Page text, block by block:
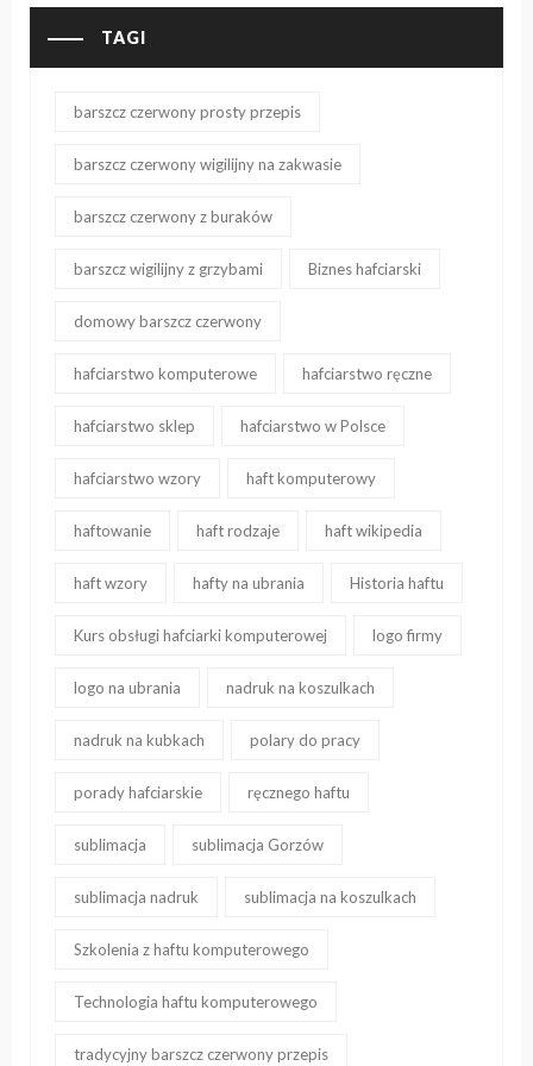
TAGI
barszcz czerwony prosty przepis
barszcz czerwony wigilijny na zakwasie
barszcz czerwony z buraków
barszcz wigilijny z grzybami Biznes hafciarski
domowy barszcz czerwony
hafciarstwo komputerowe hafciarstwo ręczne
hafciarstwo sklep hafciarstwo w Polsce
hafciarstwo wzory haft komputerowy
haftowanie haft rodzaje haft wikipedia
haft wzory hafty na ubrania Historia haftu
Kurs obsługi hafciarki komputerowej logo firmy
logo na ubrania nadruk na koszulkach
nadruk na kubkach polary do pracy
porady hafciarskie ręcznego haftu
sublimacja sublimacja Gorzów
sublimacja nadruk sublimacja na koszulkach
Szkolenia z haftu komputerowego
Technologia haftu komputerowego
tradycyjny barszcz czerwony przepis